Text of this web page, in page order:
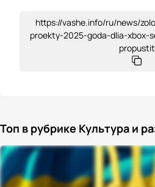
https://vashe.info/ru/news/
proekty-2025-goda-dlia-xbox-
propustit
Топ в рубрике Культура и